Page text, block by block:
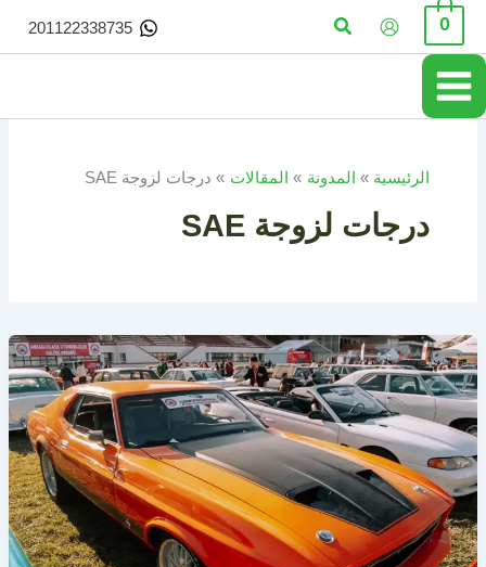
تخطي
المحتوى
0 البحث 201122338735
الرئيسية المدونة المقالات درجات لزوجة SAE
درجات لزوجة SAE